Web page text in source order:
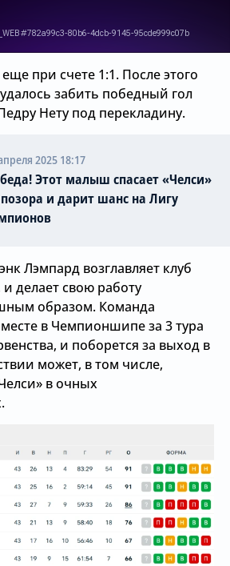
при счете 1:1. После этого
забить победный гол
Нету под перекладину.
2025 18:17
Этот малыш спасает «Челси»
и дарит шанс на Лигу
Лэмпард возглавляет клуб
делает свою работу
образом. Команда
в Чемпионшипе за 3 тура
и поборется за выход в
может, в том числе,
в очных